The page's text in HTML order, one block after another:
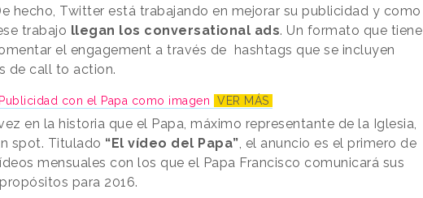
hecho, Twitter está trabajando en mejorar su publicidad y como
trabajo llegan los conversational ads. Un formato que tiene
el engagement a través de hashtags que se incluyen
de call to action.
Publicidad con el Papa como imagen VER MÁS
en la historia que el Papa, máximo representante de la Iglesia,
spot. Titulado “El vídeo del Papa” , el anuncio es el primero de
mensuales con los que el Papa Francisco comunicará sus
para 2016.